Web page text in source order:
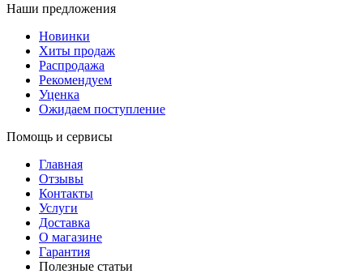
Наши предложения
Новинки
Хиты продаж
Распродажа
Рекомендуем
Уценка
Ожидаем поступление
Помощь и сервисы
Главная
Отзывы
Контакты
Услуги
Доставка
О магазине
Гарантия
Полезные статьи